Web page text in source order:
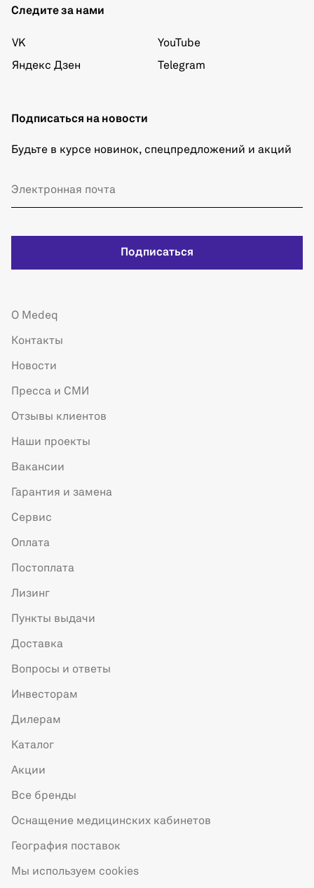
Следите за нами
VK
Яндекс Дзен
YouTube
Telegram
Подписаться на новости
Будьте в курсе новинок, спецпредложений и акций
Подписаться
О Medeq
Контакты
Новости
Пресса и СМИ
Отзывы клиентов
Наши проекты
Вакансии
Гарантия и замена
Сервис
Оплата
Постоплата
Лизинг
Пункты выдачи
Доставка
Вопросы и ответы
Инвесторам
Дилерам
Каталог
Акции
Все бренды
Оснащение медицинских кабинетов
География поставок
Мы используем cookies